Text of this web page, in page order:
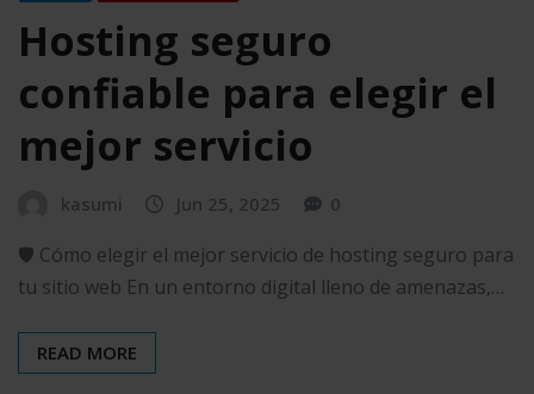
Hosting seguro
confiable para elegir el
mejor servicio
kasumi Jun 25, 2025 0
🛡️ Cómo elegir el mejor servicio de hosting seguro para
tu sitio web En un entorno digital lleno de amenazas,…
READ MORE